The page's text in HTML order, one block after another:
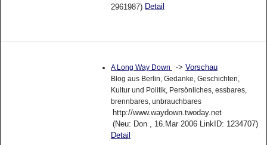
2961987) Detail
A Long Way Down -> Vorschau
Blog aus Berlin, Gedanke, Geschichten,
Kultur und Politik, Persönliches, essbares,
brennbares, unbrauchbares
http://www.waydown.twoday.net
(Neu: Don , 16.Mar 2006 LinkID: 1234707)
Detail